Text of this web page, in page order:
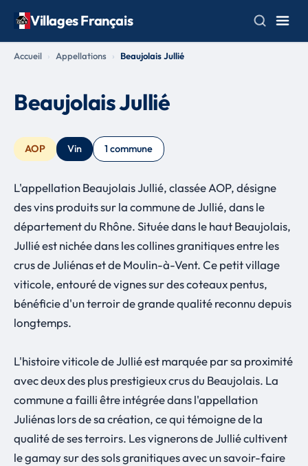
Villages Français
Accueil Appellations Beaujolais Jullié
Beaujolais Jullié
AOP Vin 1 commune
L'appellation Beaujolais Jullié, classée AOP, désigne
des vins produits sur la commune de Jullié, dans le
département du Rhône. Située dans le haut Beaujolais,
Jullié est nichée dans les collines granitiques entre les
crus de Juliénas et de Moulin-à-Vent. Ce petit village
viticole, entouré de vignes sur des coteaux pentus,
bénéficie d'un terroir de grande qualité reconnu depuis
longtemps.
L'histoire viticole de Jullié est marquée par sa proximité
avec deux des plus prestigieux crus du Beaujolais. La
commune a failli être intégrée dans l'appellation
Juliénas lors de sa création, ce qui témoigne de la
qualité de ses terroirs. Les vignerons de Jullié cultivent
le gamay sur des sols granitiques avec un savoir-faire